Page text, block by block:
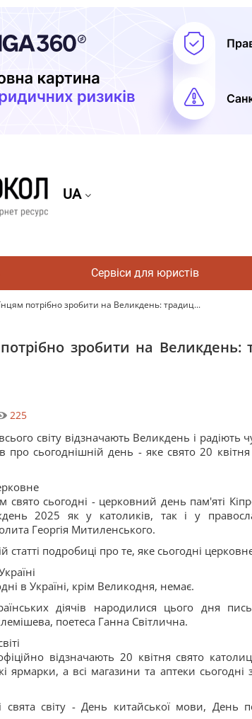
UA
Сервіси для юристів
потрібно зробити на Великдень: традиц...
зробити на Великдень:
225
світу відзначають Великдень і радіють
про сьогоднішній день - яке свято 20
сьогодні - церковний день пам'яті
2025 як у католиків, так і у
Георгія Митиленського.
статті подробиці про те, яке сьогодні
в Україні, крім Великодня, немає.
діячів народилися цього дня
поетеса Ганна Світлична.
відзначають 20 квітня свято
ярмарки, а всі магазини та аптеки сьогодні
свята світу - День китайської мови,